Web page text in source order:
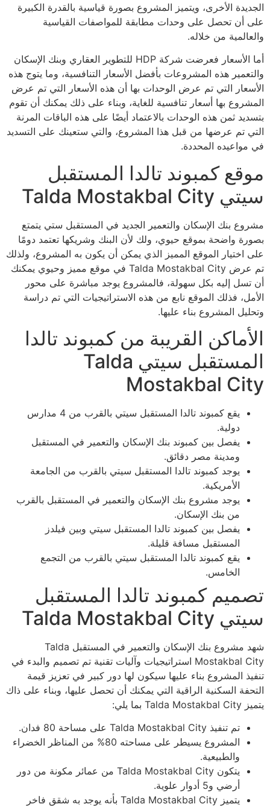
الجديدة الأخرى، ويتميز المشروع بصورة قياسية بالقدرة الكبيرة
على أن تحصل على وحدات مطابقة للمواصفات القياسية
والعالمية من خلاله.
أما الأسعار فعرضت شركة HDP للتطوير العقاري وبنك الإسكان
والتعمير هذه المشروعات بأفضل الأسعار التنافسية، وما يتوج هذه
الأسعار التي تم عرض الوحدات بها أن هذه الأسعار التي تم عرض
المشروع بها أسعار تنافسية للغاية، وبناء على ذلك يمكنك أن تقوم
بتسديد ثمن هذه الوحدات بالاعتماد أيضًا على هذه الباقات المرنة
التي تم عرضها من قبل هذا المشروع، والتي ستعينك على التسديد
في مواعيده المحددة.
موقع كمبوند تالدا المستقبل
سيتي Talda Mostakbal City
مشروع بنك الإسكان والتعمير الجديد في المستقبل ستي يتمتع
بصورة واضحة بموقع حيوي، ولك لأن البنك وشريكها تعتمد دومًا
على اختيار الموقع المميز الذي يمكن أن يكون به المشروع، ولذلك
تم عرض Talda Mostakbal City في موقع مميز وحيوي يمكنك
أن تسل إليه بكل سهولة، فالمشروع يوجد مباشرة على محور
الأمل، فذلك الموقع نابع من هذه الاستراتيجيات التي تم دراسة
وتحليل المشروع بناء عليها.
الأماكن القريبة من كمبوند تالدا
المستقبل سيتي Talda
Mostakbal City
يقع كمبوند تالدا المستقبل سيتي بالقرب من 4 مدارس
دولية.
يفصل بين كمبوند بنك الإسكان والتعمير في المستقبل
ومدينة مصر دقائق.
يوجد كمبوند تالدا المستقبل سيتي بالقرب من الجامعة
الأمريكية.
يوجد مشروع بنك الإسكان والتعمير في المستقبل بالقرب
من بنك الإسكان.
يفصل بين كمبوند تالدا المستقبل سيتي وبين فيلدز
المستقبل مسافة قليلة.
يقع كمبوند تالدا المستقبل سيتي بالقرب من التجمع
الخامس.
تصميم كمبوند تالدا المستقبل
سيتي Talda Mostakbal City
شهد مشروع بنك الإسكان والتعمير في المستقبل Talda
Mostakbal City استراتيجيات وآليات تقنية تم تصميم والبدء في
تنفيذ المشروع بناء عليها سيكون لها دور كبير في تعزيز قيمة
التحفة السكنية الراقية التي يمكنك أن تحصل عليها، وبناء على ذاك
يتميز Talda Mostakbal City بما يلي:
تم تنفيذ Talda Mostakbal City على مساحة 80 فدان.
المشروع يسيطر على مساحته 80% من المناظر الخضراء
والطبيعية.
يتكون Talda Mostakbal City من عمائر مكونة من دور
أرضي و5 أدوار علوية.
يتميز Talda Mostakbal City بأنه يوجد به شقق فاخر